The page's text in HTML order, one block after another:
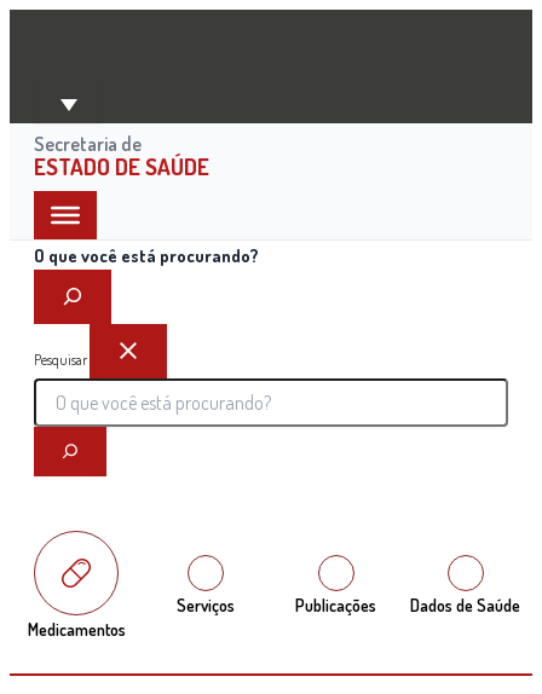
Ir
conteúdo
Secretaria de
ESTADO DE SAÚDE
O que você está procurando?
Pesquisar
Medicamentos
Serviços Publicações Dados de Saúde